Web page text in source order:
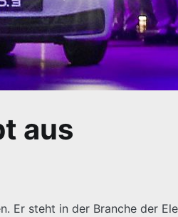
aus
Er steht in der Branche der